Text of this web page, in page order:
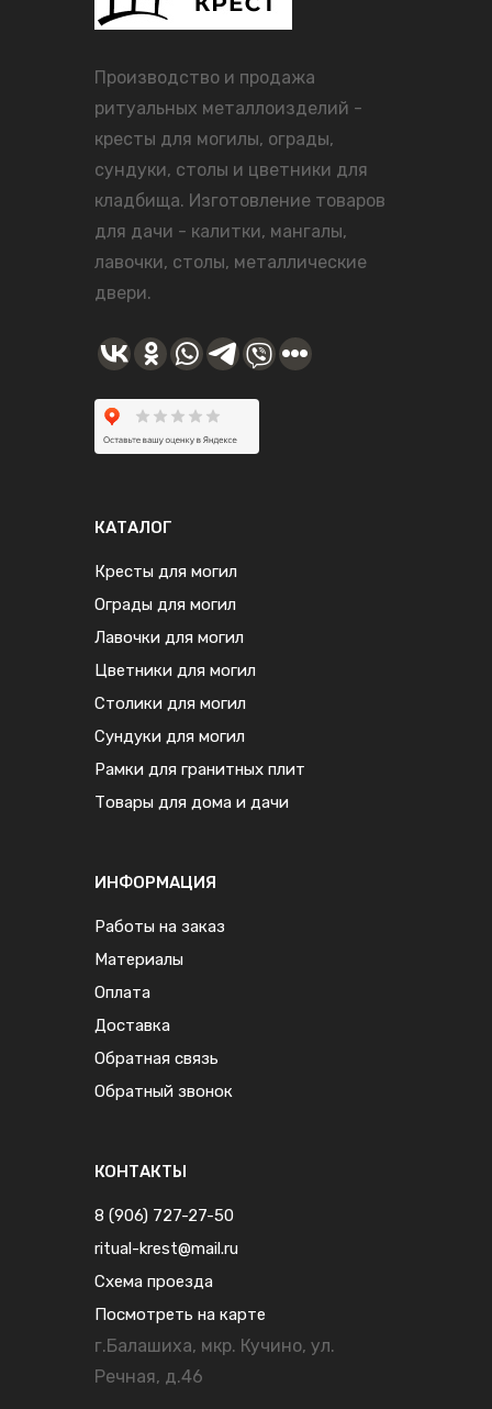
Производство и продажа
ритуальных металлоизделий -
кресты для могилы, ограды,
сундуки, столы и цветники для
кладбища. Изготовление товаров
для дачи - калитки, мангалы,
лавочки, столы, металлические
двери.
КАТАЛОГ
Кресты для могил
Ограды для могил
Лавочки для могил
Цветники для могил
Столики для могил
Сундуки для могил
Рамки для гранитных плит
Товары для дома и дачи
ИНФОРМАЦИЯ
Работы на заказ
Материалы
Оплата
Доставка
Обратная связь
Обратный звонок
КОНТАКТЫ
8 (906) 727-27-50
ritual-krest@mail.ru
Схема проезда
Посмотреть на карте
г.Балашиха, мкр. Кучино, ул.
Речная, д.46